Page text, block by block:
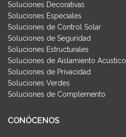
Soluciones Decorativas
Soluciones Especiales
Soluciones de Control Solar
Soluciones de Seguridad
Soluciones Estructurales
Soluciones de Aislamiento Acústico
Soluciones de Privacidad
Soluciones Verdes
Soluciones de Complemento
CONÓCENOS